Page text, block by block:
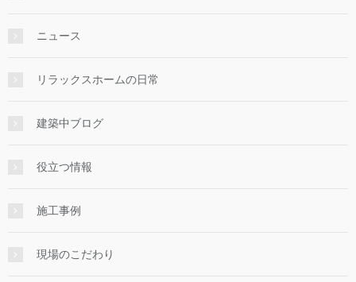
ニュース
リラックスホームの日常
建築中ブログ
役立つ情報
施工事例
現場のこだわり